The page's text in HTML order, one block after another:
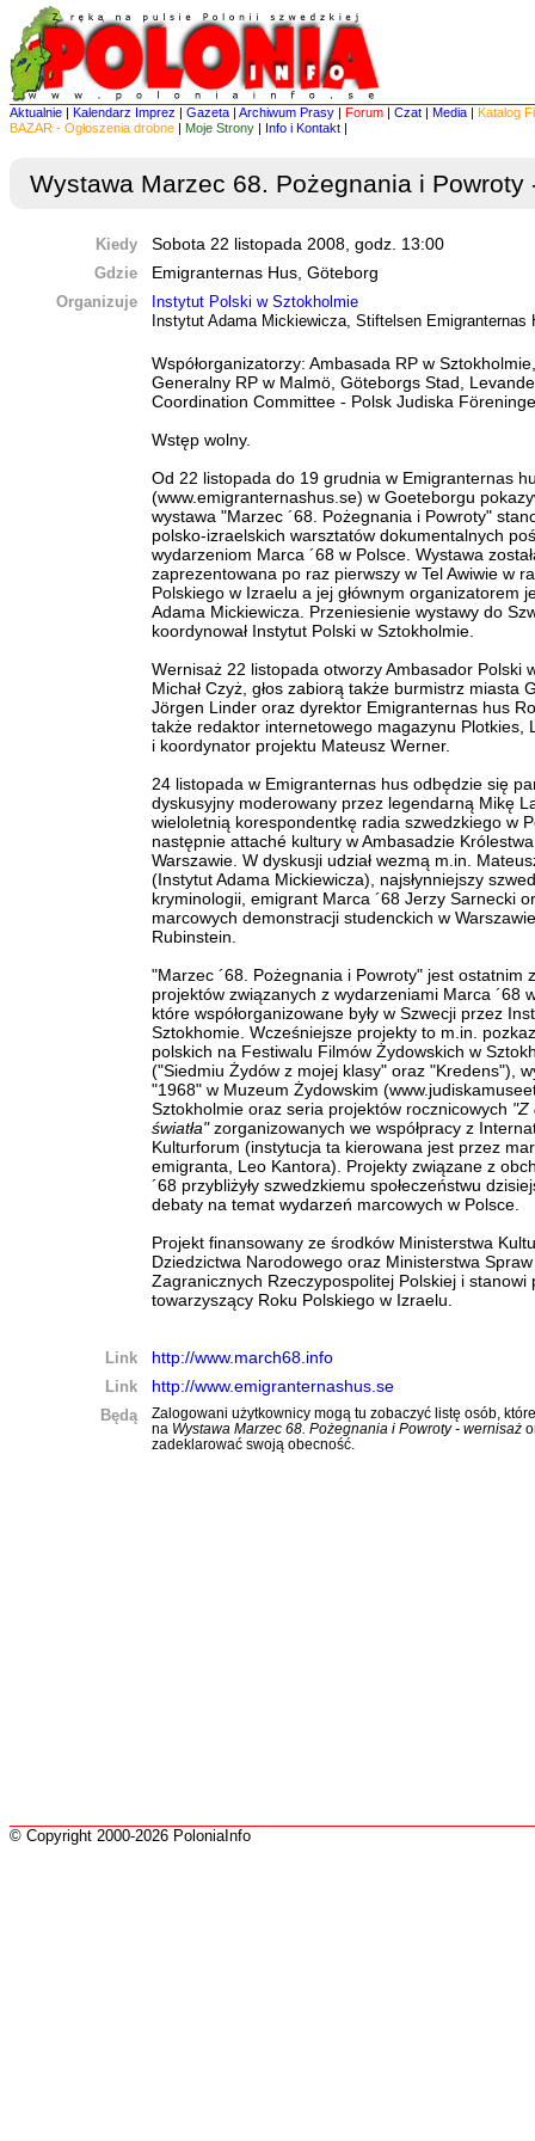
Aktualnie | Kalendarz Imprez | Gazeta | Archiwum Prasy | Forum | Czat | Media | Katalog
BAZAR - Ogłoszenia drobne | Moje Strony | Info i Kontakt |
Wystawa Marzec 68. Pożegnania i Powroty
Kiedy
Sobota 22 listopada 2008, godz. 13:00
Gdzie
Emigranternas Hus, Göteborg
Organizuje
Instytut Polski w Sztokholmie
Instytut Adama Mickiewicza, Stiftelsen Emigranternas
Współorganizatorzy: Ambasada RP w
Generalny RP w Malmö, Göteborgs Stad,
Coordination Committee - Polsk Judiska
Wstęp wolny.
Od 22 listopada do 19 grudnia w Emigranternas
(www.emigranternashus.se) w Goeteborgu
wystawa "Marzec ´68. Pożegnania i Powroty"
polsko-izraelskich warsztatów dokumentalnych
wydarzeniom Marca ´68 w Polsce. Wystawa
zaprezentowana po raz pierwszy w Tel Awiwie w
Polskiego w Izraelu a jej głównym organizatorem
Adama Mickiewicza. Przeniesienie wystawy do
koordynował Instytut Polski w Sztokholmie.
Wernisaż 22 listopada otworzy Ambasador Polski
Michał Czyż, głos zabiorą także burmistrz miasta
Jörgen Linder oraz dyrektor Emigranternas hus
także redaktor internetowego magazynu Plotkies,
i koordynator projektu Mateusz Werner.
24 listopada w Emigranternas hus odbędzie się
dyskusyjny moderowany przez legendarną Mikę
wieloletnią korespondentkę radia szwedzkiego w
następnie attaché kultury w Ambasadzie
Warszawie. W dyskusji udział wezmą m.in.
(Instytut Adama Mickiewicza), najsłynniejszy
kryminologii, emigrant Marca ´68 Jerzy Sarnecki
marcowych demonstracji studenckich w
Rubinstein.
"Marzec ´68. Pożegnania i Powroty" jest ostatnim
projektów związanych z wydarzeniami Marca ´68
które współorganizowane były w Szwecji przez
Sztokhomie. Wcześniejsze projekty to m.in.
polskich na Festiwalu Filmów Żydowskich w
("Siedmiu Żydów z mojej klasy" oraz "Kredens"),
"1968" w Muzeum Żydowskim
Sztokholmie oraz seria projektów rocznicowych "Z
światła" zorganizowanych we współpracy z
Kulturforum (instytucja ta kierowana jest przez
emigranta, Leo Kantora). Projekty związane z
´68 przybliżyły szwedzkiemu społeczeństwu
debaty na temat wydarzeń marcowych w Polsce.
Projekt finansowany ze środków Ministerstwa
Dziedzictwa Narodowego oraz Ministerstwa Spraw
Zagranicznych Rzeczypospolitej Polskiej i stanowi
towarzyszący Roku Polskiego w Izraelu.
Link
http://www.march68.info
Link
http://www.emigranternashus.se
Będą
Zalogowani użytkownicy mogą tu zobaczyć listę osób,
na Wystawa Marzec 68. Pożegnania i Powroty - wernisaż
zadeklarować swoją obecność.
© Copyright 2000-2026 PoloniaInfo